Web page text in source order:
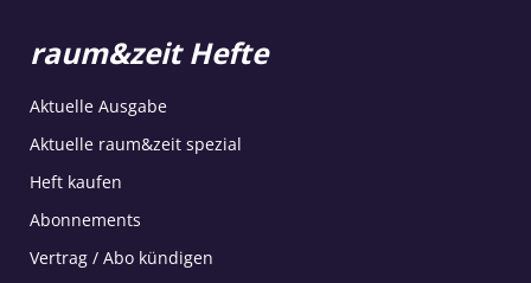
raum&zeit Hefte
Aktuelle Ausgabe
Aktuelle raum&zeit spezial
Heft kaufen
Abonnements
Vertrag / Abo kündigen